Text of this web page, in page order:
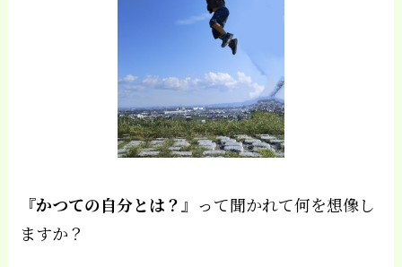
『かつての自分とは？ 』って聞かれて何を想像し
ますか？